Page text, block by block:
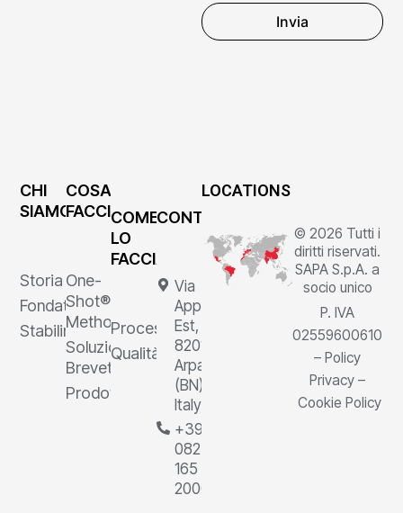
Invia
CHI
SIAMO
Storia
Fondatore
Stabilimenti
COSA
FACCIAMO
One-
Shot®
Method
Soluzioni
Brevettate
Prodotti
COME
LO
FACCIAMO
Processi
Qualità
CONTATTI
Via
Appia
Est, 1,
82011
Arpaia
(BN),
Italy
+39
0823
165
2000
LOCATIONS
© 2026 Tutti i
diritti riservati.
SAPA S.p.A. a
socio unico
P. IVA
02559600610
–Policy
Privacy –
Cookie Policy